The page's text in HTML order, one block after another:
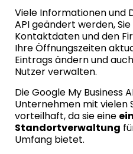
Viele Informationen und
API geändert werden,
Kontaktdaten und den
Ihre Öffnungszeiten
Eintrags ändern und
Nutzer verwalten.
Die Google My Business
Unternehmen mit vielen
vorteilhaft, da sie eine
Standortverwaltung
Umfang bietet.